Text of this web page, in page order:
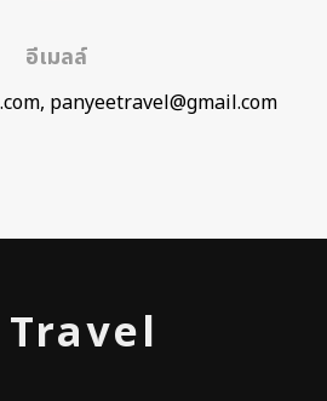
อีเมลล์
panyeetravel@gmail.com